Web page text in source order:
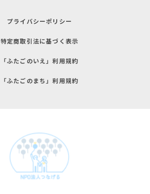
プライバシーポリシー
特定商取引法に基づく表示
「ふたごのいえ」利用規約
「ふたごのまち」利用規約